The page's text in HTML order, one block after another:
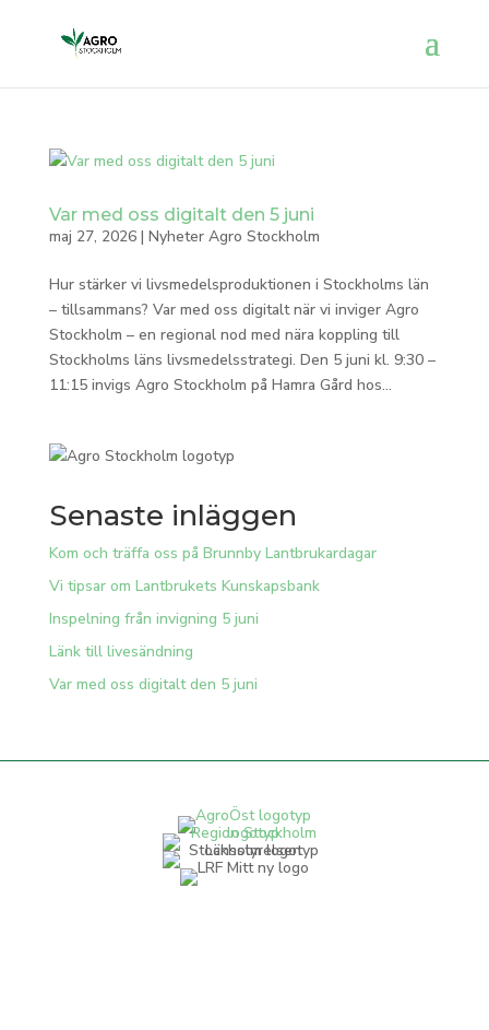
Var med oss digitalt den 5 juni
maj 27, 2026| Nyheter Agro Stockholm
Hur stärker vi livsmedelsproduktionen i Stockholms län
– tillsammans? Var med oss digitalt när vi inviger Agro
Stockholm – en regional nod med nära koppling till
Stockholms läns livsmedelsstrategi. Den 5 juni kl. 9:30 –
11:15 invigs Agro Stockholm på Hamra Gård hos...
Senaste inläggen
Kom och träffa oss på Brunnby Lantbrukardagar
Vi tipsar om Lantbrukets Kunskapsbank
Inspelning från invigning 5 juni
Länk till livesändning
Var med oss digitalt den 5 juni